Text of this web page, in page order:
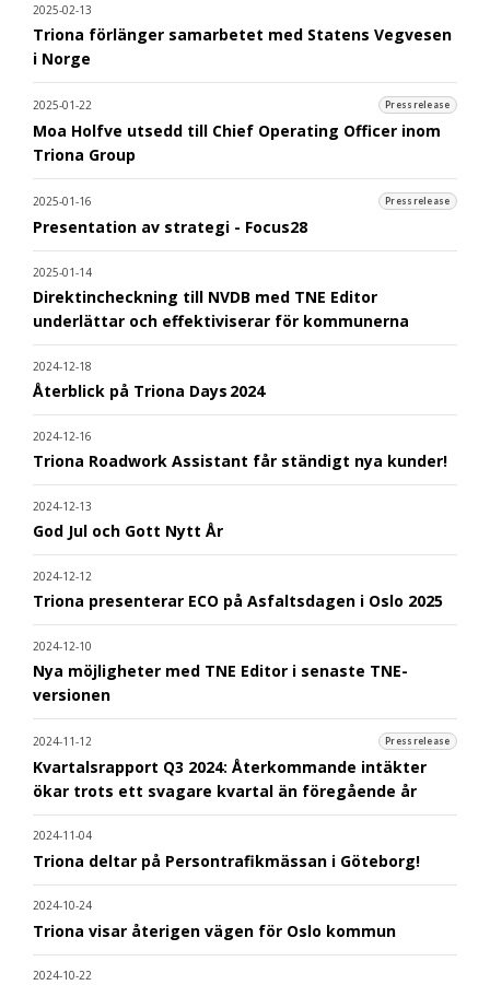
2025-02-13
Triona förlänger samarbetet med Statens Vegvesen
i Norge
2025-01-22 Pressrelease
Moa Holfve utsedd till Chief Operating Officer inom
Triona Group
2025-01-16 Pressrelease
Presentation av strategi - Focus28
2025-01-14
Direktincheckning till NVDB med TNE Editor
underlättar och effektiviserar för kommunerna
2024-12-18
Återblick på Triona Days 2024
2024-12-16
Triona Roadwork Assistant får ständigt nya kunder!
2024-12-13
God Jul och Gott Nytt År
2024-12-12
Triona presenterar ECO på Asfaltsdagen i Oslo 2025
2024-12-10
Nya möjligheter med TNE Editor i senaste TNE-
versionen
2024-11-12 Pressrelease
Kvartalsrapport Q3 2024: Återkommande intäkter
ökar trots ett svagare kvartal än föregående år
2024-11-04
Triona deltar på Persontrafikmässan i Göteborg!
2024-10-24
Triona visar återigen vägen för Oslo kommun
2024-10-22